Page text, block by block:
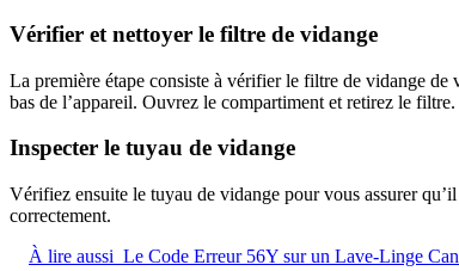
Vérifier et nettoyer le filtre de vidange
La première étape consiste à vérifier le filtre de vidange
bas de l’appareil. Ouvrez le compartiment et retirez le
Inspecter le tuyau de vidange
Vérifiez ensuite le tuyau de vidange pour vous assurer
correctement.
À lire aussi Le Code Erreur 56Y sur un Lave-Linge